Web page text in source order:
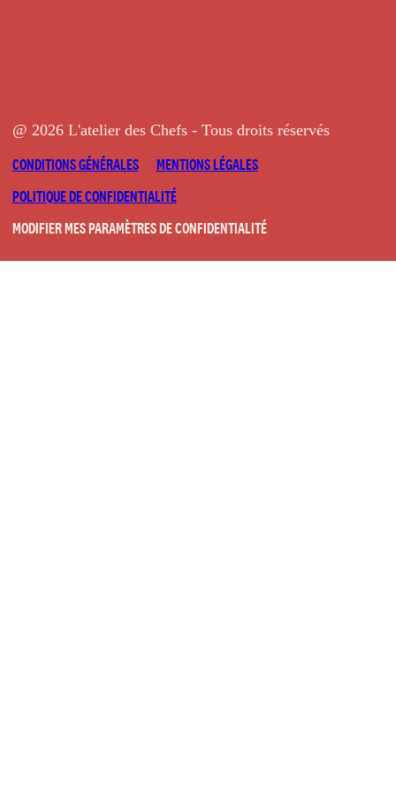
@ 2026 L'atelier des Chefs - Tous droits réservés
CONDITIONS GÉNÉRALES
MENTIONS LÉGALES
POLITIQUE DE CONFIDENTIALITÉ
MODIFIER MES PARAMÈTRES DE CONFIDENTIALITÉ